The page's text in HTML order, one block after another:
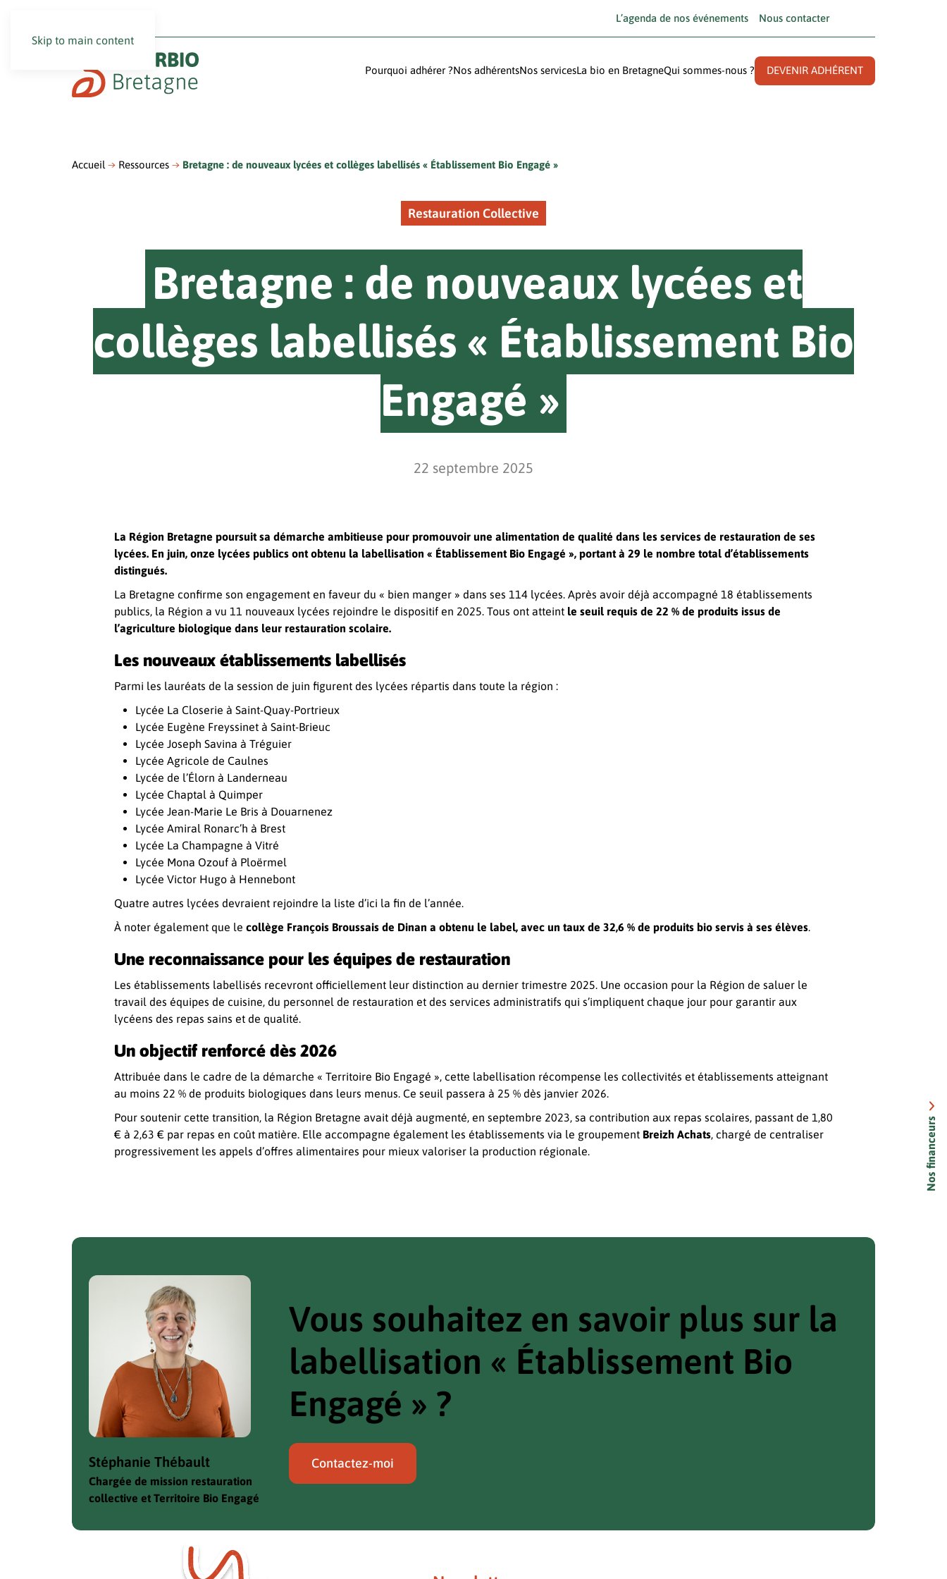
Skip to main content
L’agenda de nos événements Nous contacter
Pourquoi adhérer ?Nos adhérentsNos servicesLa bio en BretagneQui sommes-nous ? DEVENIR ADHÉRENT
Accueil Ressources Bretagne : de nouveaux lycées et collèges labellisés « Établissement Bio Engagé »
Restauration Collective
Bretagne : de nouveaux lycées et
collèges labellisés « Établissement Bio
Engagé »
22 septembre 2025
La Région Bretagne poursuit sa démarche ambitieuse pour promouvoir une alimentation de qualité dans les services de restauration de ses
lycées. En juin, onze lycées publics ont obtenu la labellisation « Établissement Bio Engagé », portant à 29 le nombre total d’établissements
distingués.
La Bretagne confirme son engagement en faveur du « bien manger » dans ses 114 lycées. Après avoir déjà accompagné 18 établissements
publics, la Région a vu 11 nouveaux lycées rejoindre le dispositif en 2025. Tous ont atteint le seuil requis de 22 % de produits issus de
l’agriculture biologique dans leur restauration scolaire.
Les nouveaux établissements labellisés
Parmi les lauréats de la session de juin figurent des lycées répartis dans toute la région :
Lycée La Closerie à Saint-Quay-Portrieux
Lycée Eugène Freyssinet à Saint-Brieuc
Lycée Joseph Savina à Tréguier
Lycée Agricole de Caulnes
Lycée de l’Élorn à Landerneau
Lycée Chaptal à Quimper
Lycée Jean-Marie Le Bris à Douarnenez
Lycée Amiral Ronarc’h à Brest
Lycée La Champagne à Vitré
Lycée Mona Ozouf à Ploërmel
Lycée Victor Hugo à Hennebont
Quatre autres lycées devraient rejoindre la liste d’ici la fin de l’année.
À noter également que le collège François Broussais de Dinan a obtenu le label, avec un taux de 32,6 % de produits bio servis à ses élèves
Une reconnaissance pour les équipes de restauration
Les établissements labellisés recevront officiellement leur distinction au dernier trimestre 2025. Une occasion pour la Région de saluer le
travail des équipes de cuisine, du personnel de restauration et des services administratifs qui s’impliquent chaque jour pour garantir aux
lycéens des repas sains et de qualité.
Un objectif renforcé dès 2026
Attribuée dans le cadre de la démarche « Territoire Bio Engagé », cette labellisation récompense les collectivités et établissements atteignant
au moins 22 % de produits biologiques dans leurs menus. Ce seuil passera à 25 % dès janvier 2026.
Pour soutenir cette transition, la Région Bretagne avait déjà augmenté, en septembre 2023, sa contribution aux repas scolaires, passant de 1,80
€ à 2,63 € par repas en coût matière. Elle accompagne également les établissements via le groupement Breizh Achats , chargé de centraliser
progressivement les appels d’offres alimentaires pour mieux valoriser la production régionale.
Stéphanie Thébault
Chargée de mission restauration
collective et Territoire Bio Engagé
Vous souhaitez en savoir plus sur la
labellisation « Établissement Bio
Engagé » ?
Contactez-moi
Nos financeurs